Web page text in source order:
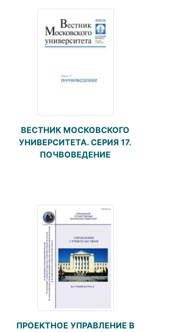
ВЕСТНИК МОСКОВСКОГО
УНИВЕРСИТЕТА. СЕРИЯ 17.
ПОЧВОВЕДЕНИЕ
ПРОЕКТНОЕ УПРАВЛЕНИЕ В